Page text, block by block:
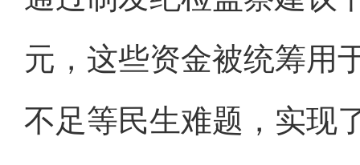
元，这些资金被统筹用
不足等民生难题，实现